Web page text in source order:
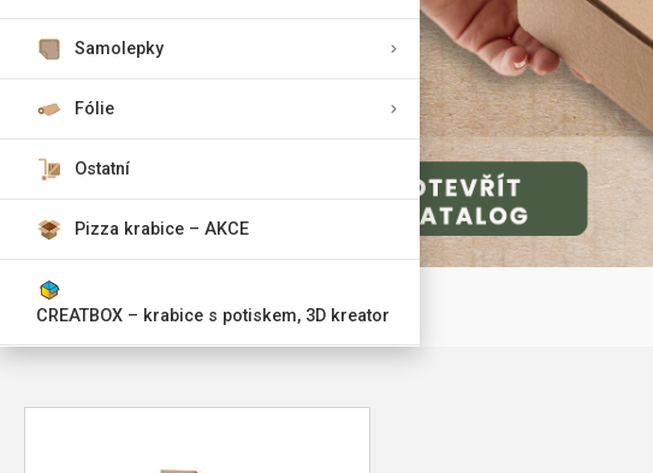
Samolepky
Fólie
Ostatní
Pizza krabice – AKCE
CREATBOX – krabice s potiskem, 3D kreator